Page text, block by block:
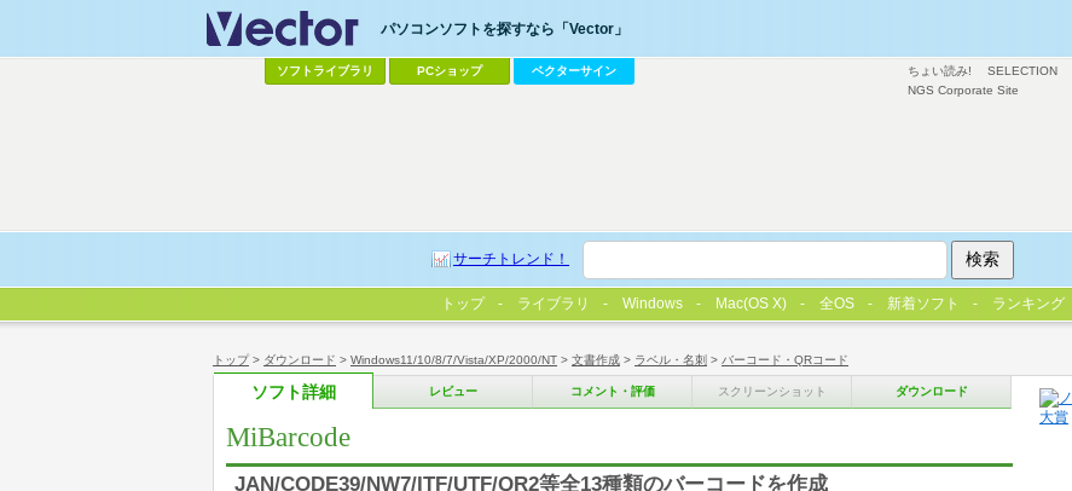
トップ> ダウンロード > Windows11/10/8/7/Vista/XP/2000/NT > 文書作成 > ラベル・名刺 > バーコード・QRコード
ソフト詳細 レビュー コメント・評価 スクリーンショット ダウンロード
MiBarcode
JAN/CODE39/NW7/ITF/UTF/QR2等全13種類のバーコードを作成
ちょい読み! SELECTION
NGS Corporate Site
パソコンソフトを探すなら「Vector」
ソフトライブラリ PCショップ ベクターサイン
サーチトレンド！
トップ ライブラリ Windows Mac(OS X) 全OS 新着ソフト ランキング